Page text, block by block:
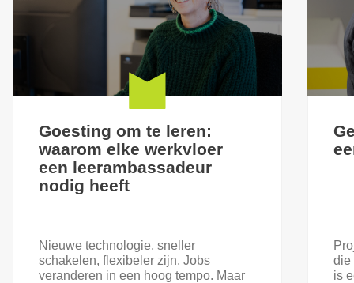
Goesting om te leren:
waarom elke werkvloer
een leerambassadeur
nodig heeft
Nieuwe technologie, sneller
schakelen, flexibeler zijn. Jobs
veranderen in een hoog tempo. Maar
die
is